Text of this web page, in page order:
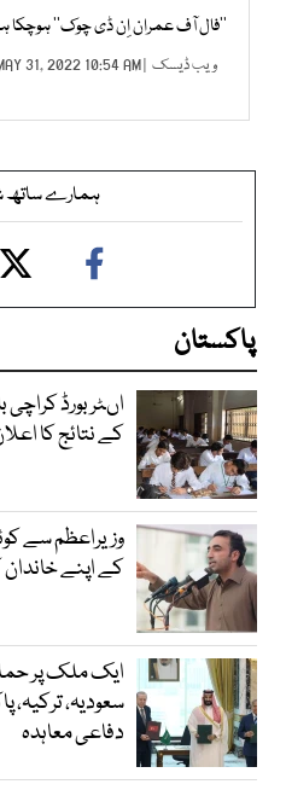
’’فال آف عمران اِن ڈی چوک‘‘ ہوچکا
ویب ڈیسک | MAY 31, 2022 10:54 AM |
ہمارے ساتھ
پاکستان
اںٹر بورڈ
کے نتائج کا
وزیراعظم سے
کے اپنے
ایک ملک پر
سعودیہ،
دفاعی معاہدہ